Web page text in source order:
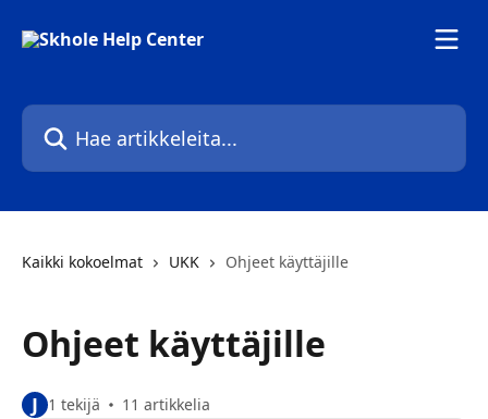
Hae artikkeleita...
Kaikki kokoelmat UKK Ohjeet käyttäjille
Ohjeet käyttäjille
J 1 tekijä 11 artikkelia